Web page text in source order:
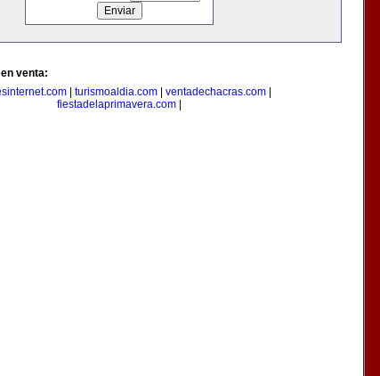
venta:
| turismoaldia.com| ventadechacras.com|
fiestadelaprimavera.com